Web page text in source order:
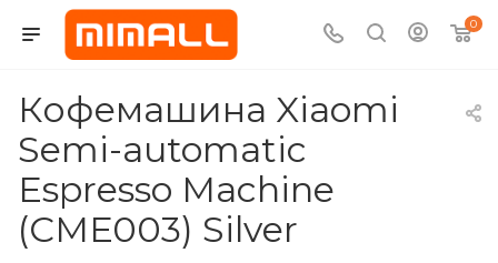
0
Кофемашина Xiaomi
Semi-automatic
Espresso Machine
(CME003) Silver